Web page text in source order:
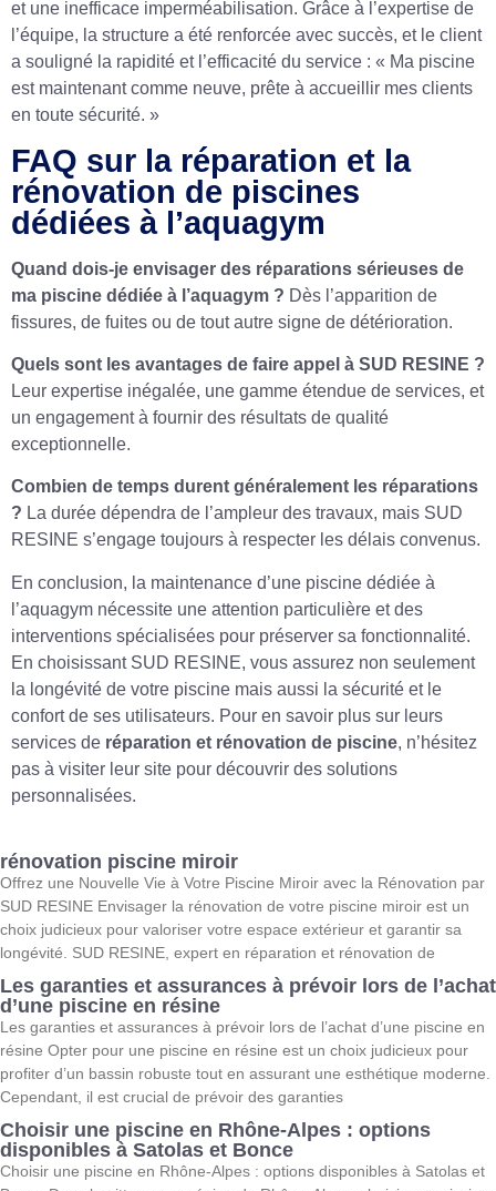
et une inefficace imperméabilisation. Grâce à l’expertise de
l’équipe, la structure a été renforcée avec succès, et le client
a souligné la rapidité et l’efficacité du service : « Ma piscine
est maintenant comme neuve, prête à accueillir mes clients
en toute sécurité. »
FAQ sur la réparation et la
rénovation de piscines
dédiées à l’aquagym
Quand dois-je envisager des réparations sérieuses de
ma piscine dédiée à l’aquagym ? Dès l’apparition de
fissures, de fuites ou de tout autre signe de détérioration.
Quels sont les avantages de faire appel à SUD RESINE ?
Leur expertise inégalée, une gamme étendue de services, et
un engagement à fournir des résultats de qualité
exceptionnelle.
Combien de temps durent généralement les réparations
? La durée dépendra de l’ampleur des travaux, mais SUD
RESINE s’engage toujours à respecter les délais convenus.
En conclusion, la maintenance d’une piscine dédiée à
l’aquagym nécessite une attention particulière et des
interventions spécialisées pour préserver sa fonctionnalité.
En choisissant SUD RESINE, vous assurez non seulement
la longévité de votre piscine mais aussi la sécurité et le
confort de ses utilisateurs. Pour en savoir plus sur leurs
services de réparation et rénovation de piscine, n’hésitez
pas à visiter leur site pour découvrir des solutions
personnalisées.
rénovation piscine miroir
Offrez une Nouvelle Vie à Votre Piscine Miroir avec la Rénovation par
SUD RESINE Envisager la rénovation de votre piscine miroir est un
choix judicieux pour valoriser votre espace extérieur et garantir sa
longévité. SUD RESINE, expert en réparation et rénovation de
Les garanties et assurances à prévoir lors de l’achat
d’une piscine en résine
Les garanties et assurances à prévoir lors de l’achat d’une piscine en
résine Opter pour une piscine en résine est un choix judicieux pour
profiter d’un bassin robuste tout en assurant une esthétique moderne.
Cependant, il est crucial de prévoir des garanties
Choisir une piscine en Rhône-Alpes : options
disponibles à Satolas et Bonce
Choisir une piscine en Rhône-Alpes : options disponibles à Satolas et